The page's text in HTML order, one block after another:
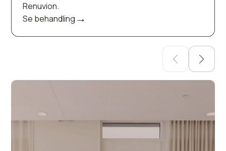
Renuvion.
Se behandling →